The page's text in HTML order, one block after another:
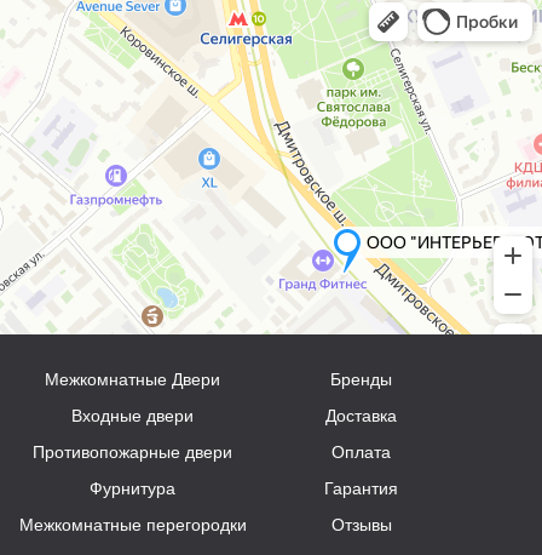
Межкомнатные Двери
Входные двери
Противопожарные двери
Фурнитура
Межкомнатные перегородки
Бренды
Доставка
Оплата
Гарантия
Отзывы